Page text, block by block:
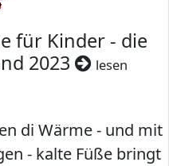
für Kinder - die
2023
lesen
di Wärme - und mit
- kalte Füße bringt